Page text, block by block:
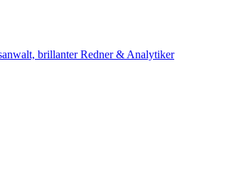
brillanter Redner & Analytiker